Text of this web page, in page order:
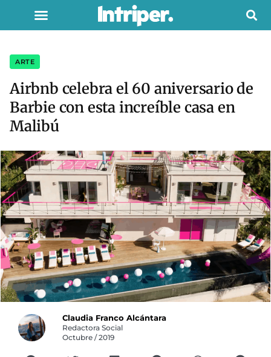
ARTE
Airbnb celebra el 60 aniversario de
Barbie con esta increíble casa en
Malibú
Claudia Franco Alcántara
Redactora Social
Octubre / 2019